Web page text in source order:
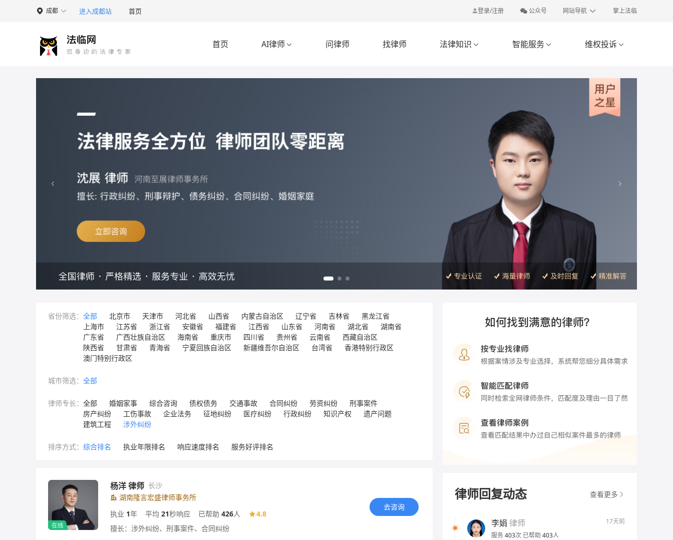
 成都 进入成都站 首页 登录/注册 公众号 网站导航 掌上法临
首页 AI律师  问律师 找律师 法律知识  智能服务  维权投诉 
省份筛选： 全部 北京市 天津市 河北省 山西省 内蒙古自治区 辽宁省 吉林省
黑龙江省
上海市
江苏省 浙江省 安徽省 福建省 江西省 山东省 河南省 湖北省
湖南省
广东省
广西壮族自治区 海南省 重庆市 四川省 贵州省 云南省
西藏自治区
陕西省
甘肃省 青海省 宁夏回族自治区 新疆维吾尔自治区 台湾省
香港特别行政区
澳门特别行政区
城市筛选： 全部
律师专长： 全部 婚姻家事 综合咨询 债权债务 交通事故 合同纠纷 劳资纠纷
刑事案件
房产纠纷
工伤事故 企业法务 征地纠纷 医疗纠纷 行政纠纷 知识产权
遗产问题
建筑工程
涉外纠纷
排序方式： 综合排名 执业年限排名 响应速度排名 服务好评排名
杨洋 律师 长沙
湖南隆言宏盛律师事务所
执业 1年 平均 21秒响应 已帮助 426人
4.8
擅长：涉外纠纷、刑事案件、合同纠纷
去咨询
律师回复动态 查看更多
李娟 律师
17天前
服务403次 已帮助 403人